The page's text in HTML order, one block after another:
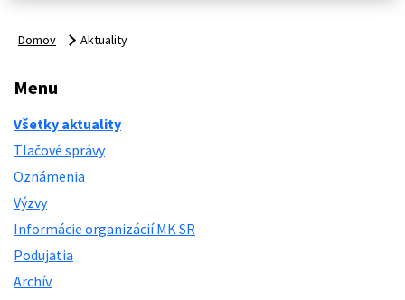
Domov Aktuality
Menu
Všetky aktuality
Tlačové správy
Oznámenia
Výzvy
Informácie organizácií MK SR
Podujatia
Archív